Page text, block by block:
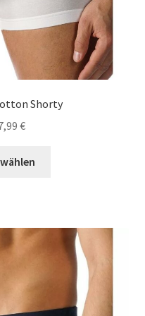
Shorty
€
Varianten
Optionen
können
auf